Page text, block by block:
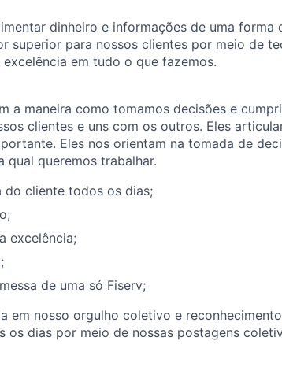
dinheiro e informações de uma forma
superior para nossos clientes por meio de
em tudo o que fazemos.
a maneira como tomamos decisões e
clientes e uns com os outros. Eles
Eles nos orientam na tomada de
qual queremos trabalhar.
do cliente todos os dias;
excelência;
de uma só Fiserv;
em nosso orgulho coletivo e
os dias por meio de nossas postagens